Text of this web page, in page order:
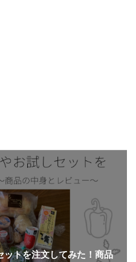
ットを注文してみた！商品